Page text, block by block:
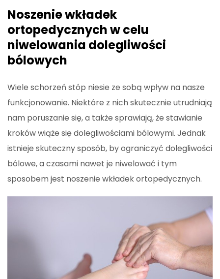
Noszenie wkładek
ortopedycznych w celu
niwelowania dolegliwości
bólowych
Wiele schorzeń stóp niesie ze sobą wpływ na nasze
funkcjonowanie. Niektóre z nich skutecznie utrudniają
nam poruszanie się, a także sprawiają, że stawianie
kroków wiąże się dolegliwościami bólowymi. Jednak
istnieje skuteczny sposób, by ograniczyć dolegliwości
bólowe, a czasami nawet je niwelować i tym
sposobem jest noszenie wkładek ortopedycznych.